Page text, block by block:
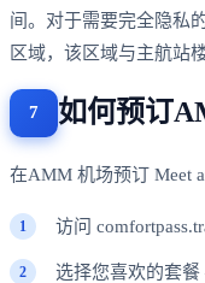
间。对于需要完全隐私
区域，该区域与主航站
如何预订
在AMM 机场预订 Meet
访问
选择您喜欢的套